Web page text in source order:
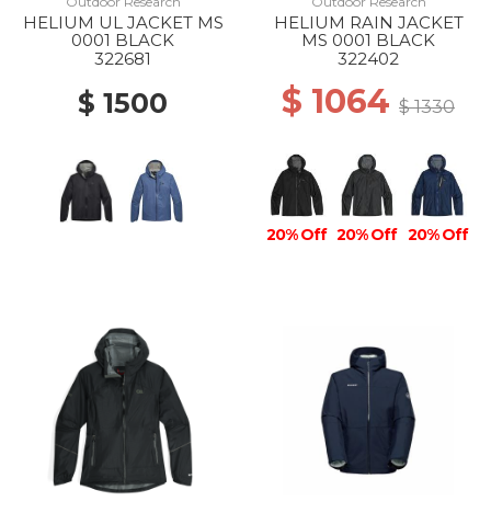
HELIUM UL JACKET MS
0001 BLACK
322681
$ 1500
HELIUM RAIN JACKET
MS 0001 BLACK
322402
$ 1064 $ 1330
20% Off 20% Off 20% Off